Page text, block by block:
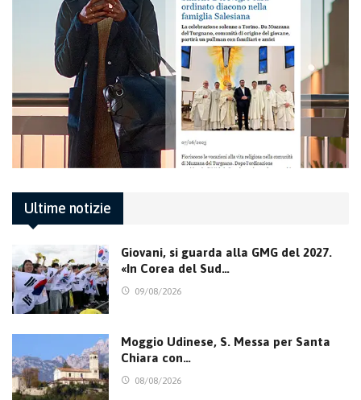
Ultime notizie
Giovani, si guarda alla GMG del 2027.
«In Corea del Sud…
09/08/2026
Moggio Udinese, S. Messa per Santa
Chiara con…
08/08/2026